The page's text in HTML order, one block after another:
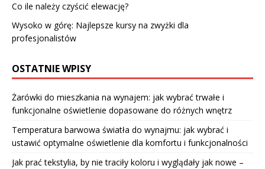
Co ile należy czyścić elewację?
Wysoko w górę: Najlepsze kursy na zwyżki dla
profesjonalistów
OSTATNIE WPISY
Żarówki do mieszkania na wynajem: jak wybrać trwałe i
funkcjonalne oświetlenie dopasowane do różnych wnętrz
Temperatura barwowa światła do wynajmu: jak wybrać i
ustawić optymalne oświetlenie dla komfortu i funkcjonalności
Jak prać tekstylia, by nie traciły koloru i wyglądały jak nowe –